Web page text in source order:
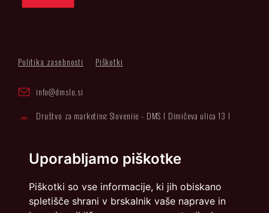
Uporabljamo piškotke
Piškotki so vse informacije, ki jih obiskano
spletišče shrani v brskalnik vaše naprave in
Politika zasebnosti Piškotki
info@dmslo.si
Društvo za marketing Slovenije - DMS | Dimičeva ulica 13 |